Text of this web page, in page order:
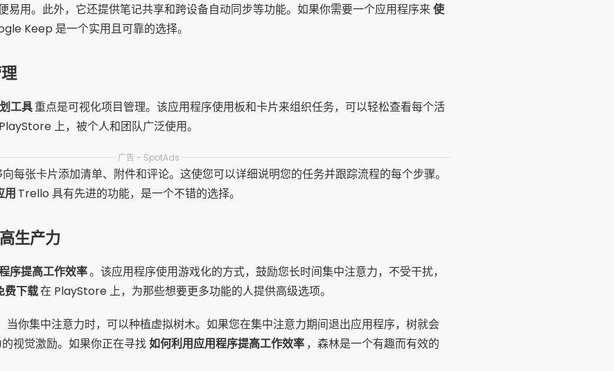
用。此外，它还提供笔记共享和跨设备自动同步等功能。如果你需要一个应用程序来使
Keep 是一个实用且可靠的选择。
工具重点是可视化项目管理。该应用程序使用板和卡片来组织任务，可以轻松查看每个活
上，被个人和团队广泛使用。
广告 - SpotAds
每张卡片添加清单、附件和评论。这使您可以详细说明您的任务并跟踪流程的每个步骤。
用 Trello 具有先进的功能，是一个不错的选择。
生产力
序提高工作效率。该应用程序使用游戏化的方式，鼓励您长时间集中注意力，不受干扰，
费下载在 PlayStore 上，为那些想要更多功能的人提供高级选项。
你集中注意力时，可以种植虚拟树木。如果您在集中注意力期间退出应用程序，树就会
视觉激励。如果你正在寻找如何利用应用程序提高工作效率 ，森林是一个有趣而有效的